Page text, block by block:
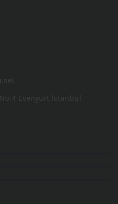
Esenyurt İstanbul